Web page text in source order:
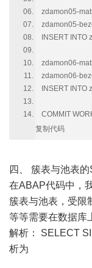
zdamon05-
zdamon05-
INSERT
zdamon06-
zdamon06-
INSERT
COMMIT
复制代码
四、 簇表与池表
在ABAP代码中，
簇表与池表，受限
等等需要在数据库
解析： SELECT
析为